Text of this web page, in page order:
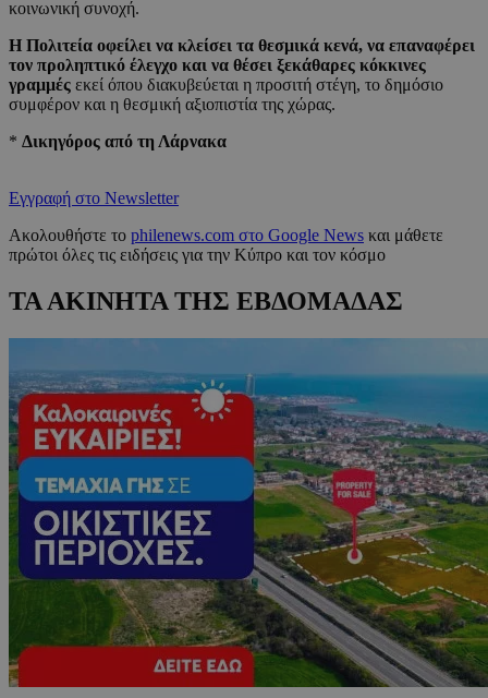
κοινωνική συνοχή.
Η Πολιτεία οφείλει να κλείσει τα θεσμικά κενά, να επαναφέρει
τον προληπτικό έλεγχο και να θέσει ξεκάθαρες κόκκινες
γραμμές εκεί όπου διακυβεύεται η προσιτή στέγη, το δημόσιο
συμφέρον και η θεσμική αξιοπιστία της χώρας.
* Δικηγόρος από τη Λάρνακα
Εγγραφή στο Newsletter
Ακολουθήστε το philenews.com στο Google News και μάθετε
πρώτοι όλες τις ειδήσεις για την Κύπρο και τον κόσμο
ΤΑ ΑΚΙΝΗΤΑ ΤΗΣ ΕΒΔΟΜΑΔΑΣ